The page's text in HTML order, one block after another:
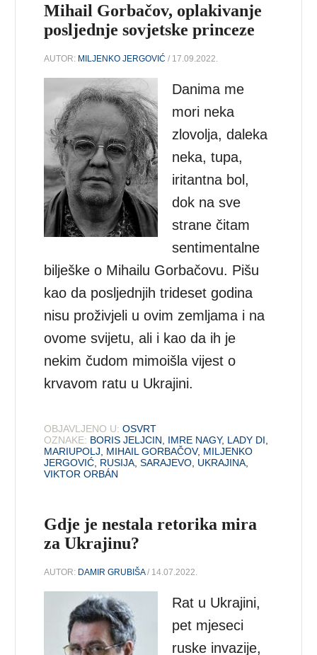
Mihail Gorbačov, oplakivanje
posljednje sovjetske princeze
AUTOR: MILJENKO JERGOVIĆ / 17.09.2022.
Danima me
mori neka
zlovolja, daleka
neka, tupa,
iritantna bol,
dok na sve
strane čitam
sentimentalne
bilješke o Mihailu Gorbačovu. Pišu
kao da posljednjih trideset godina
nisu proživjeli u ovim zemljama i na
ovome svijetu, ali i kao da ih je
nekim čudom mimoišla vijest o
krvavom ratu u Ukrajini.
OBJAVLJENO U: OSVRT
OZNAKE: BORIS JELJCIN IMRE NAGY, LADY DI
MARIUPOLJ
MIHAIL GORBAČOV, MILJENKO
JERGOVIĆ RUSIJA ,SARAJEVO UKRAJINA
VIKTOR ORBÁN
Gdje je nestala retorika mira
za Ukrajinu?
AUTOR: DAMIR GRUBIŠA/ 14.07.2022.
Rat u Ukrajini,
pet mjeseci
ruske invazije,